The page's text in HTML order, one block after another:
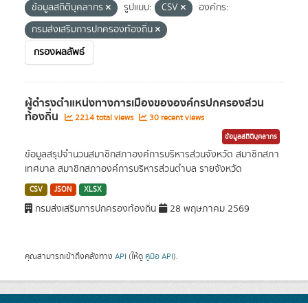
ข้อมูลสถิติบุคลากร
รูปแบบ: CSV
องค์กร:
กรมส่งเสริมการปกครองท้องถิ่น
กรองผลลัพธ์
ผู้ดำรงตำแหน่งทางการเมืองขององค์กรปกครองส่วน
ท้องถิ่น 2214 total views 30 recent views
ข้อมูลสถิติบุคลากร
ข้อมูลสรุปจำนวนสมาชิกสภาองค์การบริหารส่วนจังหวัด สมาชิกสภา
เทศบาล สมาชิกสภาองค์การบริหารส่วนตำบล รายจังหวัด
CSV JSON XLSX
กรมส่งเสริมการปกครองท้องถิ่น 28 พฤษภาคม 2569
คุณสามารถเข้าถึงคลังทาง API (ให้ดู คู่มือ API).